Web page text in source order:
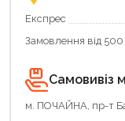
Експрес
Замовлення від 500
Самовивіз
м. ПОЧАЙНА, пр-т